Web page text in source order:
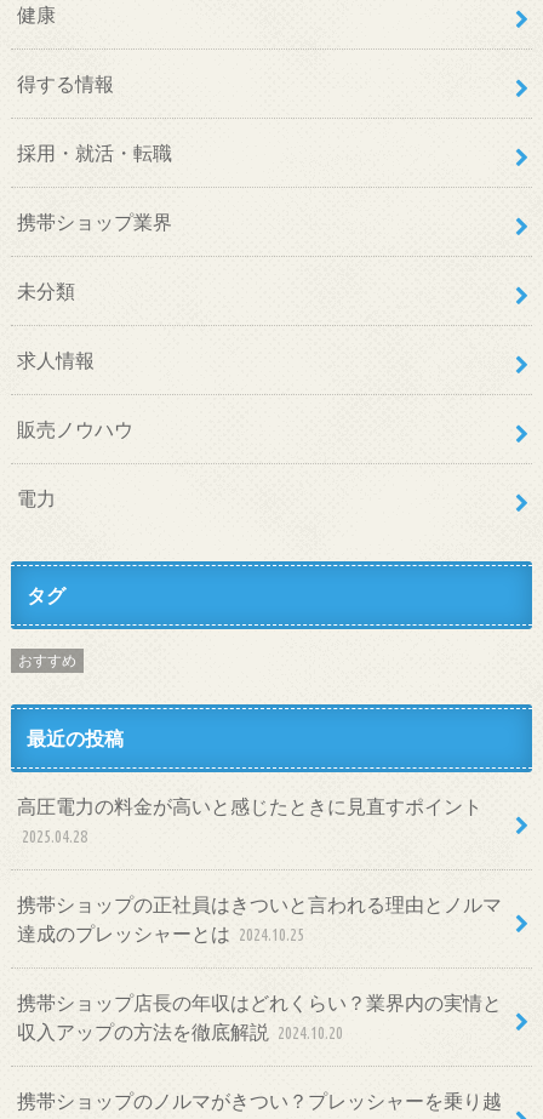
健康
得する情報
採用・就活・転職
携帯ショップ業界
未分類
求人情報
販売ノウハウ
電力
タグ
おすすめ
最近の投稿
高圧電力の料金が高いと感じたときに見直すポイント
2025.04.28
携帯ショップの正社員はきついと言われる理由とノルマ
達成のプレッシャーとは 2024.10.25
携帯ショップ店長の年収はどれくらい？業界内の実情と
収入アップの方法を徹底解説
2024.10.20
携帯ショップのノルマがきつい？プレッシャーを乗り越